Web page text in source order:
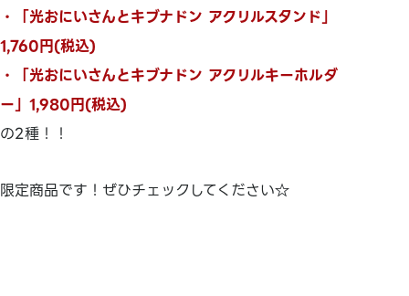
・「光おにいさんとキブナドン アクリルスタンド」
1,760円(税込)
・「光おにいさんとキブナドン アクリルキーホルダ
ー」1,980円(税込)
の2種！！
限定商品です！ぜひチェックしてください☆